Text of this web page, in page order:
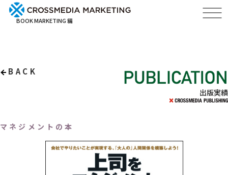
BOOK MARKETING 編
BACK
出版実績
マネジメントの本